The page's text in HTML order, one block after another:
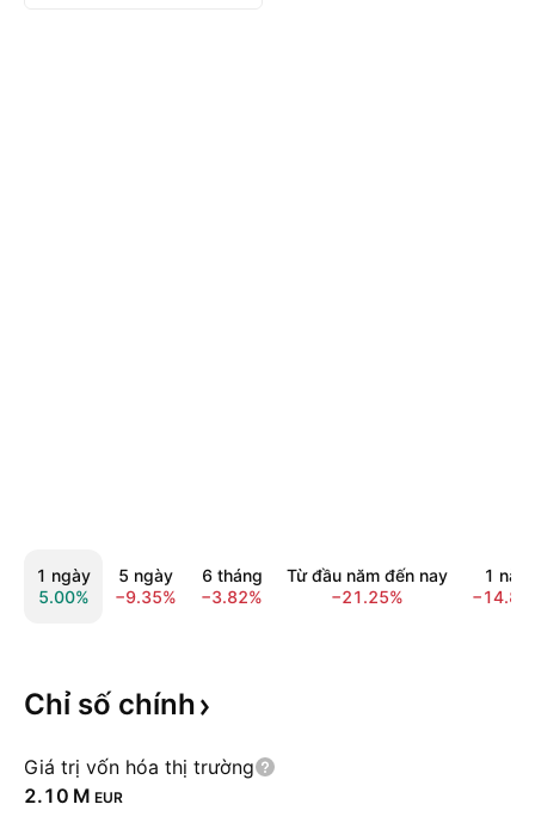
1 ngày
5.00%
5 ngày
−9.35%
6 tháng
−3.82%
Từ đầu năm đến nay
−21.25%
1 năm
Chỉ số chính
Giá trị vốn hóa thị trường
‪2.10 M‬ EUR